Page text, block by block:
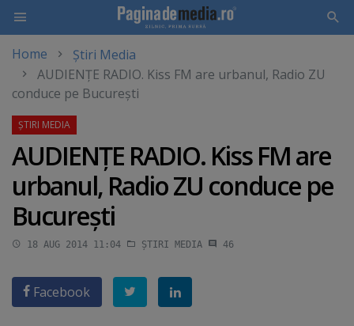
main
content
Home
Știri Media
AUDIENŢE RADIO. Kiss FM are urbanul, Radio ZU
conduce pe Bucureşti
AUDIENŢE RADIO. Kiss FM are
urbanul, Radio ZU conduce pe
Bucureşti
18 AUG 2014 11:04 ȘTIRI MEDIA 46
Facebook